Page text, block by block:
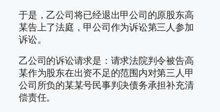
于是，乙公司将已经退出甲公司的原股东高
某告上了法庭，甲公司作为诉讼第三人参加
诉讼。
乙公司的诉讼请求是：请求法院判令被告高
某作为股东在出资不足的范围内对第三人甲
公司所负的某某号民事判决债务承担补充清
偿责任。